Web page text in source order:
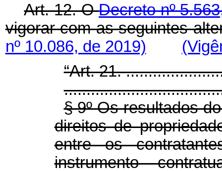
Art. 12. ODecreto nº
vigorar com as seguintes
nº 10.086, de 2019)
“Art. 21.
§ 9º Os resultados
direitos de
entre os
instrumento